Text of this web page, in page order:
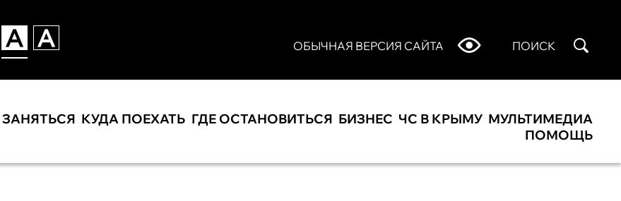
ОБЫЧНАЯ ВЕРСИЯ САЙТА ПОИСК
КУДА ПОЕХАТЬ ГДЕ ОСТАНОВИТЬСЯ БИЗНЕС ЧС В КРЫМУ МУЛЬТИМЕДИА
ПОМОЩЬ